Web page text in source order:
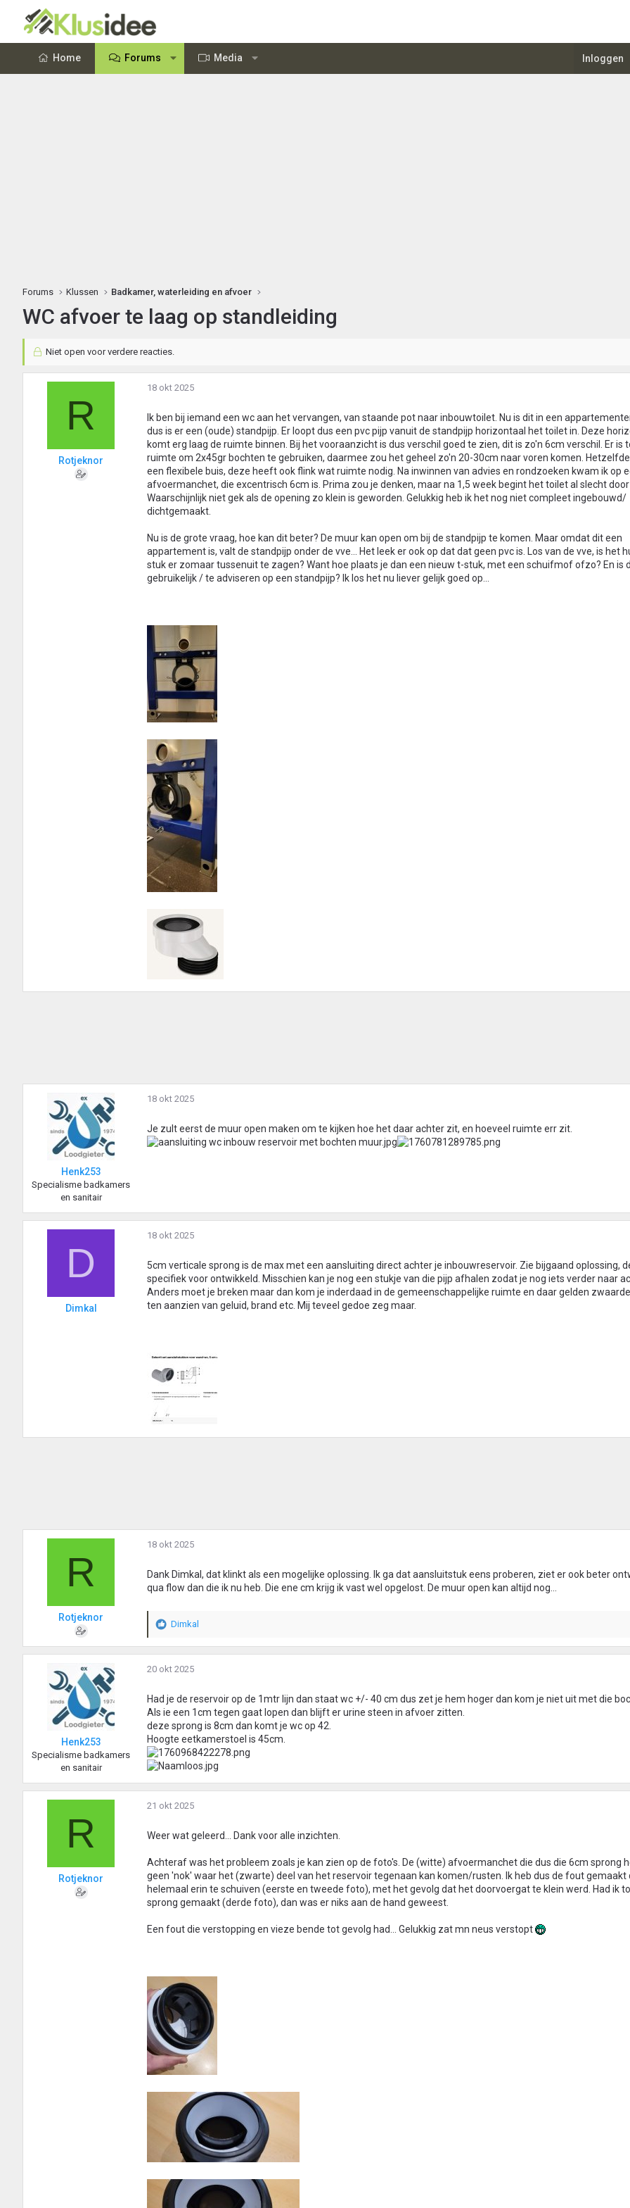
Home Forums Media Inloggen
Forums Klussen Badkamer, waterleiding en afvoer
WC afvoer te laag op standleiding
Niet open voor verdere reacties.
R
Rotjeknor
18 okt 2025
Ik ben bij iemand een wc aan het vervangen, van staande pot naar inbouwtoilet. Nu is dit in een
dus is er een (oude) standpijp. Er loopt dus een pvc pijp vanuit de standpijp horizontaal het toilet in. Deze
komt erg laag de ruimte binnen. Bij het vooraanzicht is dus verschil goed te zien, dit is zo'n 6cm verschil. Er is
ruimte om 2x45gr bochten te gebruiken, daarmee zou het geheel zo'n 20-30cm naar voren komen.
een flexibele buis, deze heeft ook flink wat ruimte nodig. Na inwinnen van advies en rondzoeken kwam ik op
afvoermanchet, die excentrisch 6cm is. Prima zou je denken, maar na 1,5 week begint het toilet al slecht door
Waarschijnlijk niet gek als de opening zo klein is geworden. Gelukkig heb ik het nog niet compleet ingebouwd/
dichtgemaakt.
Nu is de grote vraag, hoe kan dit beter? De muur kan open om bij de standpijp te komen. Maar omdat dit een
appartement is, valt de standpijp onder de vve... Het leek er ook op dat dat geen pvc is. Los van de vve, is het
stuk er zomaar tussenuit te zagen? Want hoe plaats je dan een nieuw t-stuk, met een schuifmof ofzo? En is
gebruikelijk / te adviseren op een standpijp? Ik los het nu liever gelijk goed op...
Henk253
Specialisme badkamers
en sanitair
18 okt 2025
Je zult eerst de muur open maken om te kijken hoe het daar achter zit, en hoeveel ruimte err zit.
D
Dimkal
18 okt 2025
5cm verticale sprong is de max met een aansluiting direct achter je inbouwreservoir. Zie bijgaand oplossing,
specifiek voor ontwikkeld. Misschien kan je nog een stukje van die pijp afhalen zodat je nog iets verder naar
Anders moet je breken maar dan kom je inderdaad in de gemeenschappelijke ruimte en daar gelden
ten aanzien van geluid, brand etc. Mij teveel gedoe zeg maar.
R
Rotjeknor
18 okt 2025
Dank Dimkal, dat klinkt als een mogelijke oplossing. Ik ga dat aansluitstuk eens proberen, ziet er ook beter
qua flow dan die ik nu heb. Die ene cm krijg ik vast wel opgelost. De muur open kan altijd nog...
W
a
r
r
i
n
g
e
n
:
Dimkal
Henk253
Specialisme badkamers
en sanitair
20 okt 2025
Had je de reservoir op de 1mtr lijn dan staat wc +/- 40 cm dus zet je hem hoger dan kom je niet uit met die
Als ie een 1cm tegen gaat lopen dan blijft er urine steen in afvoer zitten.
deze sprong is 8cm dan komt je wc op 42.
Hoogte eetkamerstoel is 45cm.
R
Rotjeknor
21 okt 2025
Weer wat geleerd... Dank voor alle inzichten.
Achteraf was het probleem zoals je kan zien op de foto's. De (witte) afvoermanchet die dus die 6cm sprong
geen 'nok' waar het (zwarte) deel van het reservoir tegenaan kan komen/rusten. Ik heb dus de fout gemaakt
helemaal erin te schuiven (eerste en tweede foto), met het gevolg dat het doorvoergat te klein werd. Had ik
sprong gemaakt (derde foto), dan was er niks aan de hand geweest.
Een fout die verstopping en vieze bende tot gevolg had... Gelukkig zat mn neus verstopt